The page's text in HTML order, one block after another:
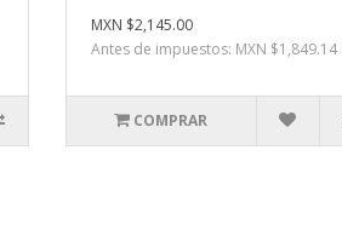
MXN $2,145.00
Antes de impuestos: MXN $1,849.14
COMPRAR